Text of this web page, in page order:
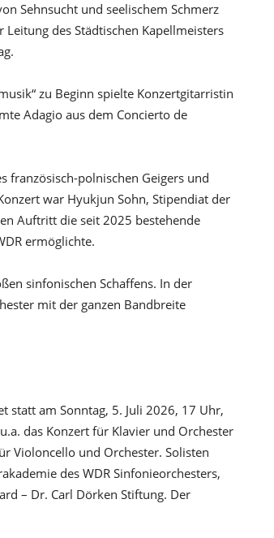
Sehnsucht und seelischem Schmerz
des Städtischen Kapellmeisters
zu Beginn spielte Konzertgitarristin
Adagio aus dem Concierto de
französisch-polnischen Geigers und
war Hyukjun Sohn, Stipendiat der
Auftritt die seit 2025 bestehende
ermöglichte.
sinfonischen Schaffens. In der
mit der ganzen Bandbreite
statt am Sonntag, 5. Juli 2026, 17 Uhr,
das Konzert für Klavier und Orchester
Violoncello und Orchester. Solisten
des WDR Sinfonieorchesters,
– Dr. Carl Dörken Stiftung. Der